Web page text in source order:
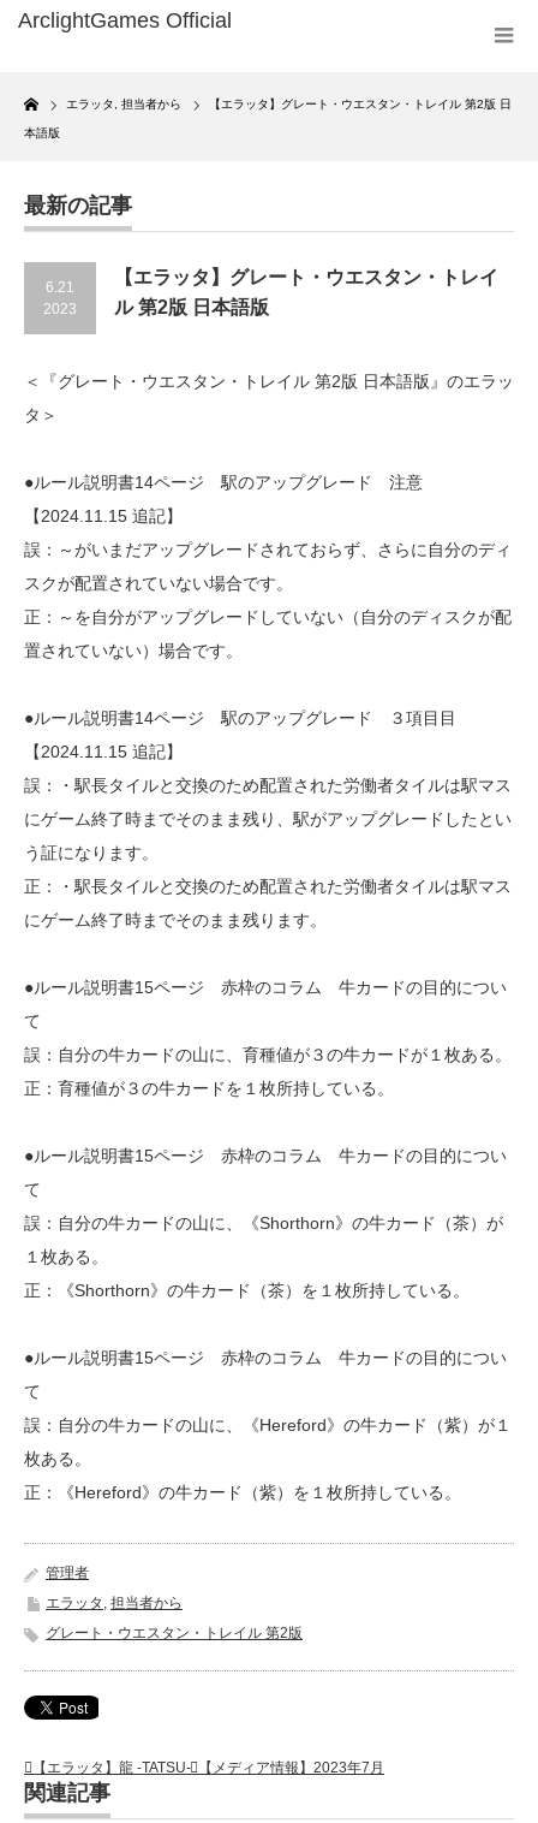
Home
エラッタ 担当者から 【エラッタ】グレート・ウエスタン・トレイル 第2版 日
本語版
最新の記事
6.21
2023
【エラッタ】グレート・ウエスタン・トレイ
ル 第2版 日本語版
＜『グレート・ウエスタン・トレイル 第2版 日本語版』のエラッ
タ＞
●ルール説明書14ページ 駅のアップグレード 注意
【2024.11.15 追記】
誤：～がいまだアップグレードされておらず、さらに自分のディ
スクが配置されていない場合です。
正：～を自分がアップグレードしていない（自分のディスクが配
置されていない）場合です。
●ルール説明書14ページ 駅のアップグレード ３項目目
【2024.11.15 追記】
誤：・駅長タイルと交換のため配置された労働者タイルは駅マス
にゲーム終了時までそのまま残り、駅がアップグレードしたとい
う証になります。
正：・駅長タイルと交換のため配置された労働者タイルは駅マス
にゲーム終了時までそのまま残ります。
●ルール説明書15ページ 赤枠のコラム 牛カードの目的につい
て
誤：自分の牛カードの山に、育種値が３の牛カードが１枚ある。
正：育種値が３の牛カードを１枚所持している。
●ルール説明書15ページ 赤枠のコラム 牛カードの目的につい
て
誤：自分の牛カードの山に、《Shorthorn》の牛カード（茶）が
１枚ある。
正：《Shorthorn》の牛カード（茶）を１枚所持している。
●ルール説明書15ページ 赤枠のコラム 牛カードの目的につい
て
誤：自分の牛カードの山に、《Hereford》の牛カード（紫）が１
枚ある。
正：《Hereford》の牛カード（紫）を１枚所持している。
管理者
エラッタ , 担当者から
グレート・ウエスタン・トレイル 第2版
【エラッタ】龍 -TATSU- 【メディア情報】2023年7月
関連記事